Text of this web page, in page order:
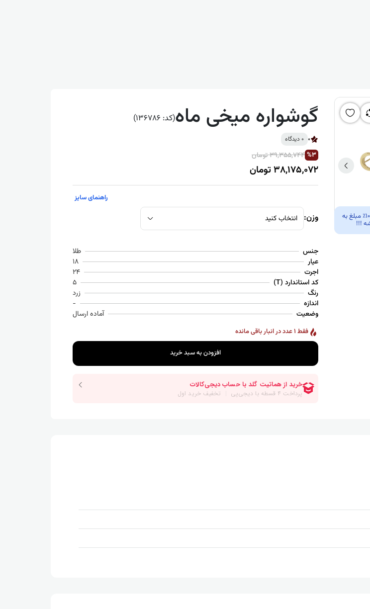
با خرید نقدی این کالا 10٪ مبلغ به
!!!
گوشواره میخی ماه(کد: 136786)
0 0 دیدگاه
%3 39,355,744 تومان
38,175,072 تومان
راهنمای سایز
وزن: انتخاب کنید
جنس
طلا
عیار
18
اجرت
24
کد استاندارد (T)
5
رنگ
زرد
اندازه
-
وضعیت
آماده ارسال
فقط 1 عدد در انبار باقی مانده
افزودن به سبد خرید